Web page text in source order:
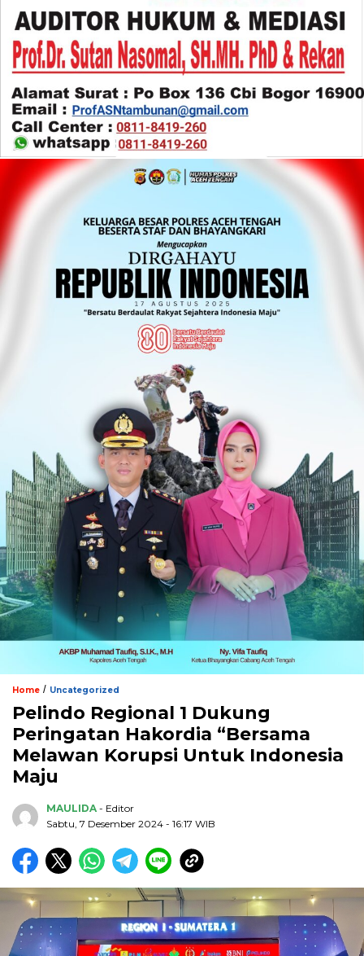
Home / Uncategorized
Pelindo Regional 1 Dukung
Peringatan Hakordia “Bersama
Melawan Korupsi Untuk Indonesia
Maju
MAULIDA - Editor
Sabtu, 7 Desember 2024 - 16:17 WIB